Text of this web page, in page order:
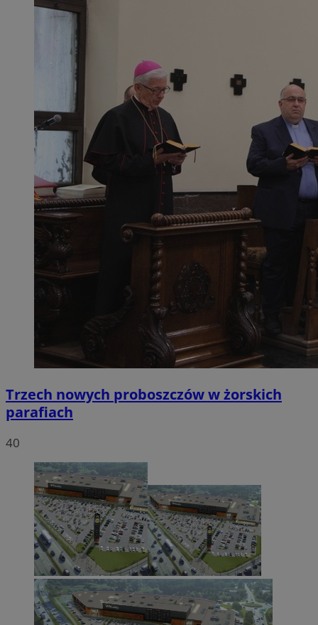
Trzech nowych proboszczów w żorskich
parafiach
40